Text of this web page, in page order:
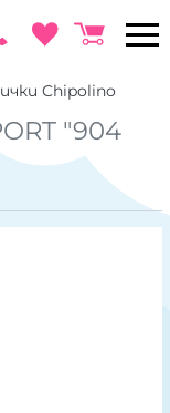
Chipolino
"904